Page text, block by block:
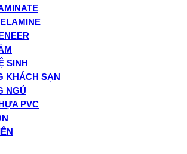
SINH
KHÁCH SẠN
NGỦ
PVC